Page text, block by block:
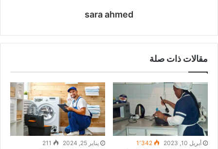
sara ahmed
مقالات ذات صلة
أبريل 10, 2023 1٬342 يناير 25, 2024 211